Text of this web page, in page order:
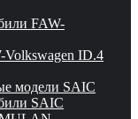
FAW-
ID.4
модели SAIC
SAIC